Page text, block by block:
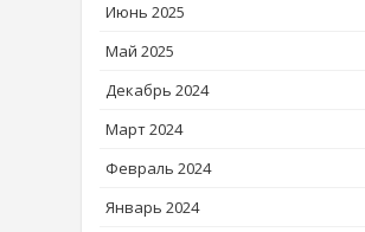
Июнь 2025
Май 2025
Декабрь 2024
Март 2024
Февраль 2024
Январь 2024